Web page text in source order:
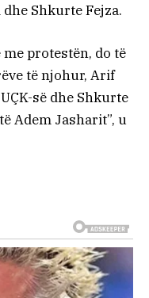
Shkurte Fejza.
protestën, do të
të njohur, Arif
së dhe Shkurte
Adem Jasharit”, u